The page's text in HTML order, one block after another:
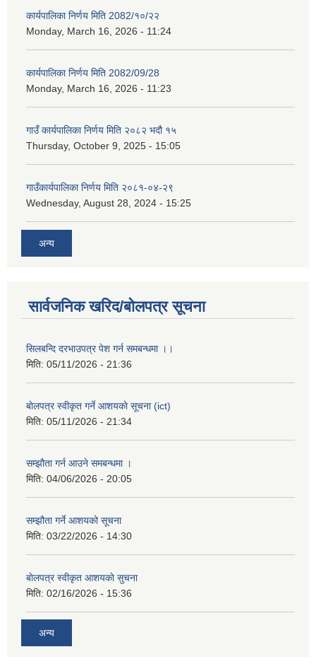
कार्यपालिका निर्णय मिति 2082/१०/२२
Monday, March 16, 2026 - 11:24
कार्यपालिका निर्णय मिति 2082/09/28
Monday, March 16, 2026 - 11:23
गाउँ कार्यपालिका निर्णय मिति २०८२ भदौ १५
Thursday, October 9, 2025 - 15:05
गाउँकार्यपालिका निर्णय मिति २०८१-०४-२९
Wednesday, August 28, 2024 - 15:25
अन्य
सार्वजनिक खरिद/बोलपत्र सूचना
सिलबन्दि दरभाउपत्र पेश गर्न समबन्धमा ।।
मिति: 05/11/2026 - 21:36
बाेलपत्र स्वीकृत गर्ने आशयकाे सूचना (ict)
मिति: 05/11/2026 - 21:34
सम्झौता गर्न आउने समबन्धमा ।
मिति: 04/06/2026 - 20:05
सम्झौता गर्ने आशयको सूचना
मिति: 03/22/2026 - 14:30
बाेलपत्र स्वीकृत आशयकाे सुचना
मिति: 02/16/2026 - 15:36
अन्य